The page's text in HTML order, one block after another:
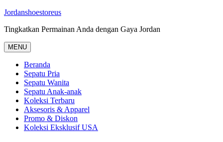
Skip
content
Jordanshoestoreus
Tingkatkan Permainan Anda dengan Gaya Jordan
MENU
Beranda
Sepatu Pria
Sepatu Wanita
Sepatu Anak-anak
Koleksi Terbaru
Aksesoris & Apparel
Promo & Diskon
Koleksi Eksklusif USA